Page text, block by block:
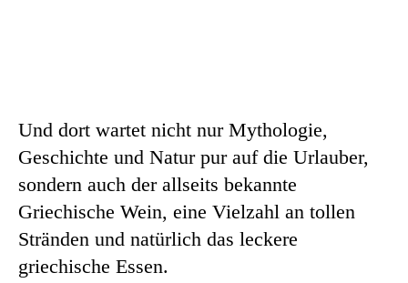
Und dort wartet nicht nur Mythologie,
Geschichte und Natur pur auf die Urlauber,
sondern auch der allseits bekannte
Griechische Wein, eine Vielzahl an tollen
Stränden und natürlich das leckere
griechische Essen.